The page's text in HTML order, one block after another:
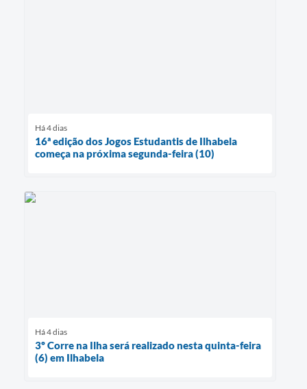
Há 4 dias
16ª edição dos Jogos Estudantis de Ilhabela
começa na próxima segunda-feira (10)
Há 4 dias
3º Corre na Ilha será realizado nesta quinta-feira
(6) em Ilhabela